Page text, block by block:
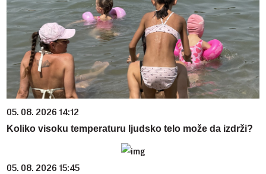
05. 08. 2026 14:12
Koliko visoku temperaturu ljudsko telo može da izdrži?
05. 08. 2026 15:45